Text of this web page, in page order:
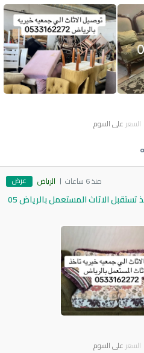
السعر على السوم
منذ 6 ساعات الرياض عرض
توصيل جمعيه خيريه تاخذ تستقبل الاثاث المستعمل بالرياض 05
السعر على السوم